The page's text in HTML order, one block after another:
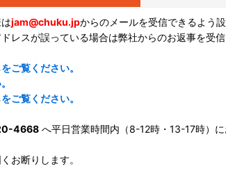
jam@chuku.jpからのメールを受信できるよう
レスが誤っている場合は弊社からのお返事を受信
ご覧ください。
ご覧ください。
4668 へ平日営業時間内（8-12時・13-17時）に
お断りします。